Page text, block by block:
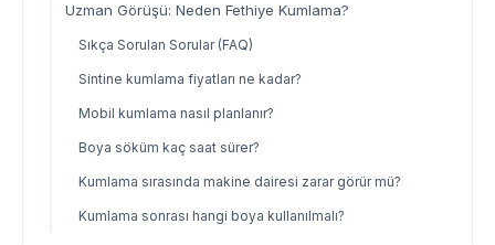
Uzman Görüşü: Neden Fethiye Kumlama?
Sıkça Sorulan Sorular (FAQ)
Sintine kumlama fiyatları ne kadar?
Mobil kumlama nasıl planlanır?
Boya söküm kaç saat sürer?
Kumlama sırasında makine dairesi zarar görür mü?
Kumlama sonrası hangi boya kullanılmalı?